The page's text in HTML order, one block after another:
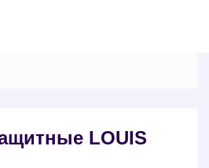
LОUIS